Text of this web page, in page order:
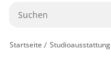
Startseite Studioausstattung